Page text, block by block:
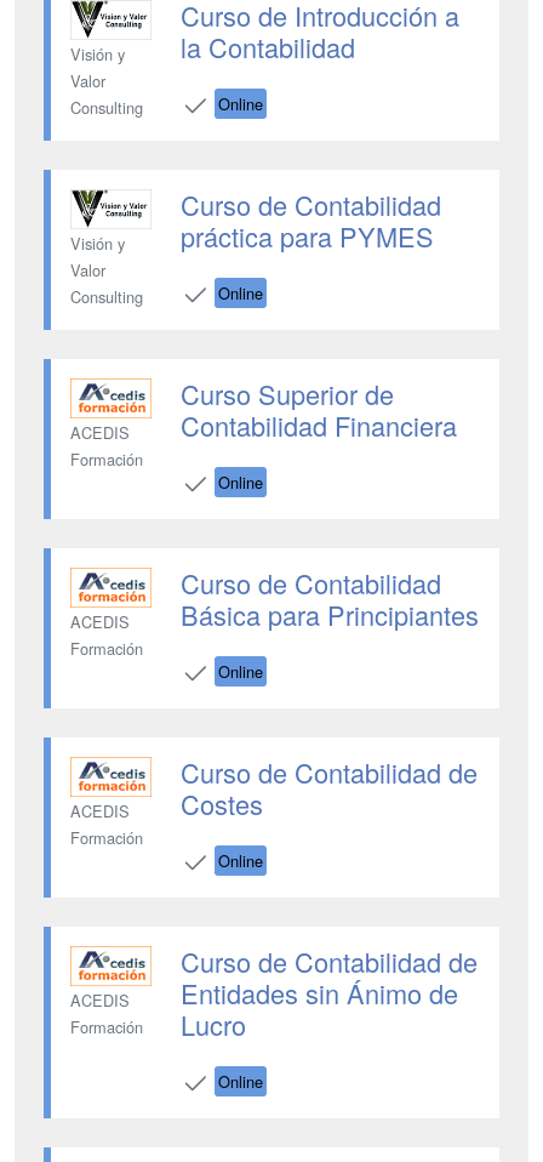
Visión y
Valor
Consulting
Curso de Introducción a
la Contabilidad
Online
Visión y
Valor
Consulting
Curso de Contabilidad
práctica para PYMES
Online
ACEDIS
Formación
Curso Superior de
Contabilidad Financiera
Online
ACEDIS
Formación
Curso de Contabilidad
Básica para Principiantes
Online
ACEDIS
Formación
Curso de Contabilidad de
Costes
Online
ACEDIS
Formación
Curso de Contabilidad de
Entidades sin Ánimo de
Lucro
Online